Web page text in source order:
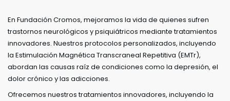
En Fundación Cromos, mejoramos la vida de quienes sufren
trastornos neurológicos y psiquiátricos mediante tratamientos
innovadores. Nuestros protocolos personalizados, incluyendo
la Estimulación Magnética Transcraneal Repetitiva (EMTr),
abordan las causas raíz de condiciones como la depresión, el
dolor crónico y las adicciones.
Ofrecemos nuestros tratamientos innovadores, incluyendo la